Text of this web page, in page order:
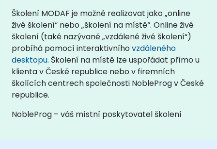
Školení MODAF je možné realizovat jako „online
živé školení“ nebo „školení na místě“. Online živé
školení (také nazývané „vzdálené živé školení“)
probíhá pomocí interaktivníhovzdáleného
desktopu. Školení na místě lze uspořádat přímo u
klienta v České republice nebo v firemních
školících centrech společnosti NobleProg v České
republice.
NobleProg – váš místní poskytovatel školení